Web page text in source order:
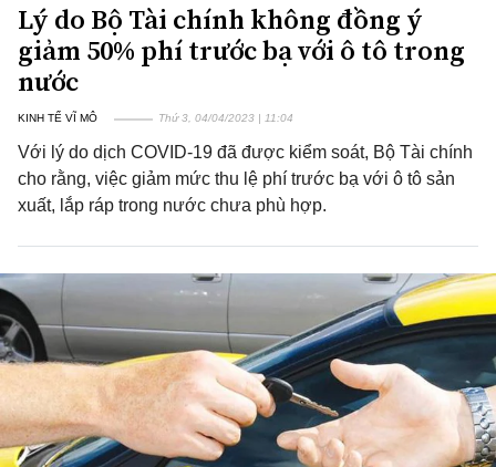
Lý do Bộ Tài chính không đồng ý
giảm 50% phí trước bạ với ô tô trong
nước
KINH TẾ VĨ MÔ Thứ 3, 04/04/2023 | 11:04
Với lý do dịch COVID-19 đã được kiểm soát, Bộ Tài chính
cho rằng, việc giảm mức thu lệ phí trước bạ với ô tô sản
xuất, lắp ráp trong nước chưa phù hợp.